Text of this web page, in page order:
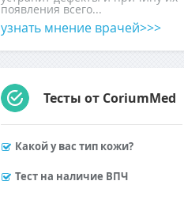
появления всего...
узнать мнение врачей>>>
Тесты от CoriumMed
Какой у вас тип кожи?
Тест на наличие ВПЧ